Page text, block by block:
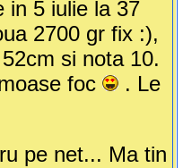
in 5 iulie la 37
2700 gr fix :),
si nota 10.
foc
. Le
pe net... Ma tin